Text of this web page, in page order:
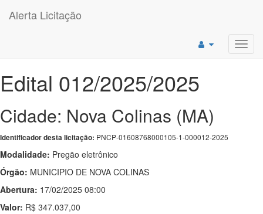
Alerta Licitação
Edital 012/2025/2025
Cidade: Nova Colinas (MA)
Identificador desta licitação: PNCP-01608768000105-1-000012-2025
Modalidade: Pregão eletrônico
Órgão: MUNICIPIO DE NOVA COLINAS
Abertura: 17/02/2025 08:00
Valor: R$ 347.037,00